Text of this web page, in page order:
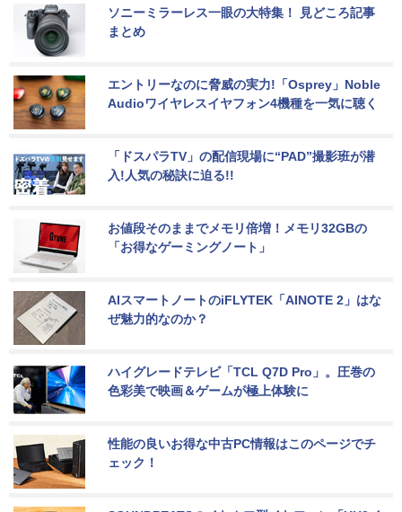
ソニーミラーレス一眼の大特集！ 見どころ記事
まとめ
エントリーなのに脅威の実力!「Osprey」Noble
Audioワイヤレスイヤフォン4機種を一気に聴く
「ドスパラTV」の配信現場に“PAD”撮影班が潜
入!人気の秘訣に迫る!!
お値段そのままでメモリ倍増！メモリ32GBの
「お得なゲーミングノート」
AIスマートノートのiFLYTEK「AINOTE 2」はな
ぜ魅力的なのか？
ハイグレードテレビ「TCL Q7D Pro」。圧巻の
色彩美で映画＆ゲームが極上体験に
性能の良いお得な中古PC情報はこのページでチ
ェック！